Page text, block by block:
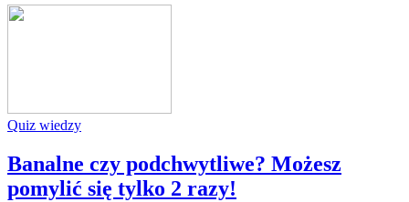
Quiz wiedzy
Banalne czy podchwytliwe? Możesz
pomylić się tylko 2 razy!